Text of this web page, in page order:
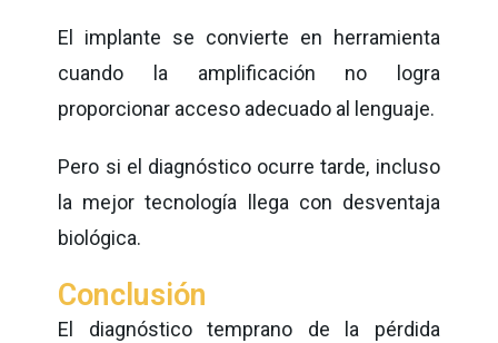
El implante se convierte en herramienta
cuando la amplificación no logra
proporcionar acceso adecuado al lenguaje.
Pero si el diagnóstico ocurre tarde, incluso
la mejor tecnología llega con desventaja
biológica.
Conclusión
El diagnóstico temprano de la pérdida